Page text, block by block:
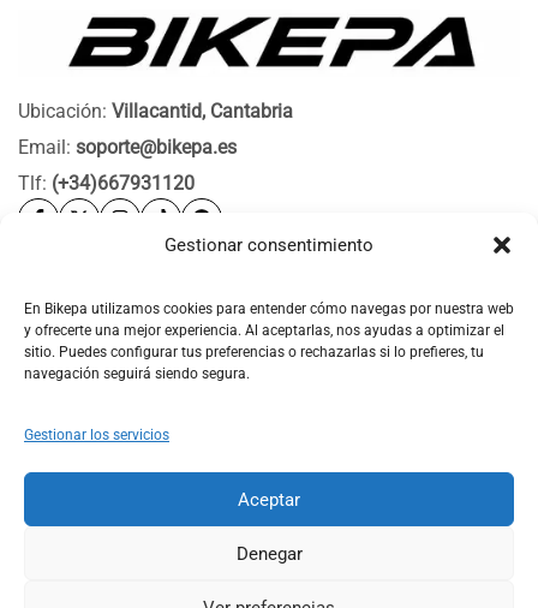
Gestionar consentimiento
En Bikepa utilizamos cookies para entender cómo navegas por nuestra web
y ofrecerte una mejor experiencia. Al aceptarlas, nos ayudas a optimizar el
sitio. Puedes configurar tus preferencias o rechazarlas si lo prefieres, tu
navegación seguirá siendo segura.
Gestionar los servicios
Aceptar
Denegar
Ubicación: Villacantid, Cantabria
Email: soporte@bikepa.es
Tlf: (+34)667931120
Bikepa
Newsletter Bikepa
© 2026 Bikepa. Todos los derechos reservados.